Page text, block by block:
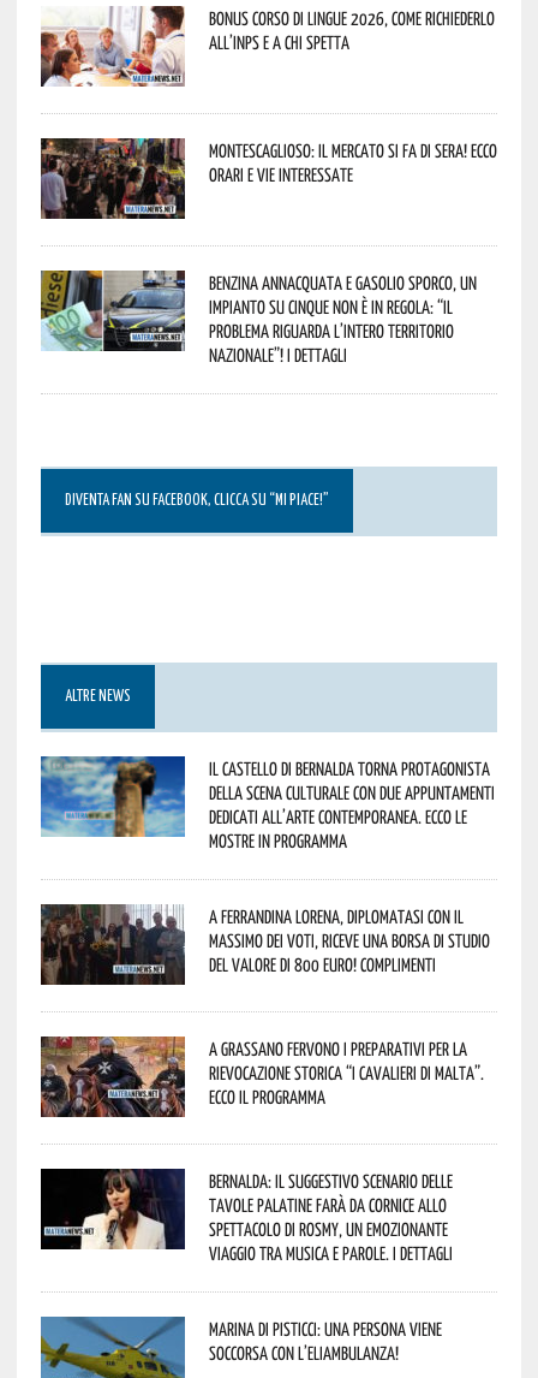
Bonus corso di lingue 2026, come richiederlo
all’INPS e a chi spetta
Montescaglioso: il mercato si fa di sera! Ecco
orari e vie interessate
Benzina annacquata e gasolio sporco, un
impianto su cinque non è in regola: “il
problema riguarda l’intero territorio
Nazionale”! I dettagli
DIVENTA FAN SU FACEBOOK, CLICCA SU “MI PIACE!”
ALTRE NEWS
Il Castello di Bernalda torna protagonista
della scena culturale con due appuntamenti
dedicati all’arte contemporanea. Ecco le
mostre in programma
A Ferrandina Lorena, diplomatasi con il
massimo dei voti, riceve una borsa di studio
del valore di 800 euro! Complimenti
A Grassano fervono i preparativi per la
Rievocazione Storica “I CAVALIERI DI MALTA”.
Ecco il programma
Bernalda: il suggestivo scenario delle
Tavole Palatine farà da cornice allo
spettacolo di Rosmy, un emozionante
viaggio tra musica e parole. I dettagli
Marina di Pisticci: una persona viene
soccorsa con l’eliambulanza!